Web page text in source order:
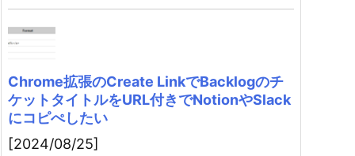
Chrome拡張のCreate LinkでBacklogのチ
ケットタイトルをURL付きでNotionやSlack
にコピぺしたい
[2024/08/25]